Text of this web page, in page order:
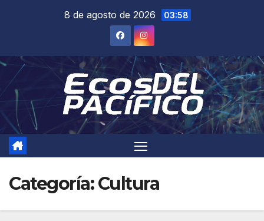
8 de agosto de 2026 03:58
Categoría:Cultura